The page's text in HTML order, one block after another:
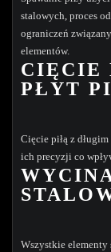
stalowych, proces
ograniczeń
elementów.
CIĘCIE
PŁYT
Cięcie piłą z
ich precyzji co
Wszystkie elementy